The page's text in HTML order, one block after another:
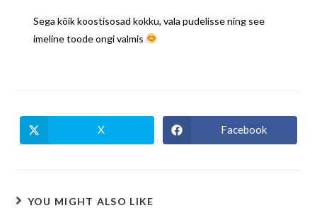
Sega kõik koostisosad kokku, vala pudelisse ning see
imeline toode ongi valmis
X Facebook
YOU MIGHT ALSO LIKE